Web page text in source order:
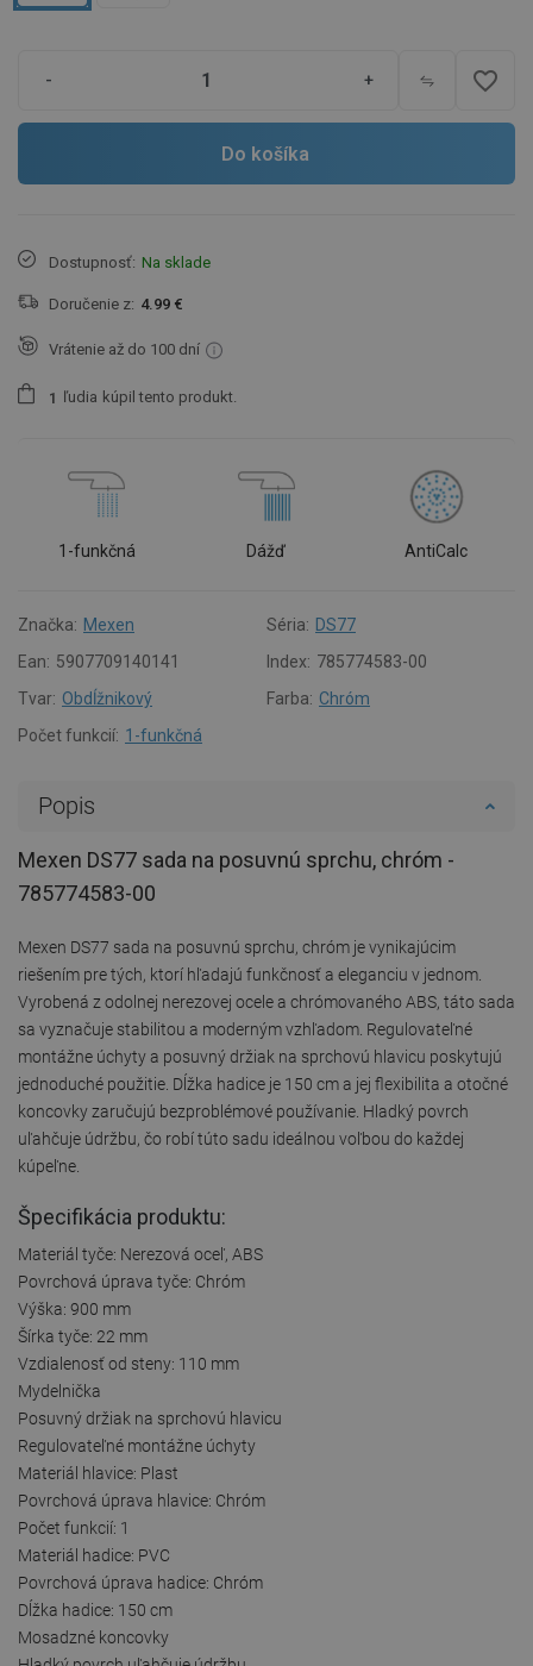
- + favorite_border
Do košíka
Dostupnosť: Na sklade
Doručenie z: 4.99 €
Vrátenie až do 100 dní
1 ľudia kúpil tento produkt.
1-funkčná Dážď AntiCalc
Značka: Mexen Séria: DS77
Ean: 5907709140141 Index: 785774583-00
Tvar: Obdĺžnikový Farba: Chróm
Počet funkcií: 1-funkčná
Popis
Mexen DS77 sada na posuvnú sprchu, chróm -
785774583-00
Mexen DS77 sada na posuvnú sprchu, chróm je vynikajúcim
riešením pre tých, ktorí hľadajú funkčnosť a eleganciu v jednom.
Vyrobená z odolnej nerezovej ocele a chrómovaného ABS, táto sada
sa vyznačuje stabilitou a moderným vzhľadom. Regulovateľné
montážne úchyty a posuvný držiak na sprchovú hlavicu poskytujú
jednoduché použitie. Dĺžka hadice je 150 cm a jej flexibilita a otočné
koncovky zaručujú bezproblémové používanie. Hladký povrch
uľahčuje údržbu, čo robí túto sadu ideálnou voľbou do každej
kúpeľne.
Špecifikácia produktu:
Materiál tyče: Nerezová oceľ, ABS
Povrchová úprava tyče: Chróm
Výška: 900 mm
Šírka tyče: 22 mm
Vzdialenosť od steny: 110 mm
Mydelnička
Posuvný držiak na sprchovú hlavicu
Regulovateľné montážne úchyty
Materiál hlavice: Plast
Povrchová úprava hlavice: Chróm
Počet funkcií: 1
Materiál hadice: PVC
Povrchová úprava hadice: Chróm
Dĺžka hadice: 150 cm
Mosadzné koncovky